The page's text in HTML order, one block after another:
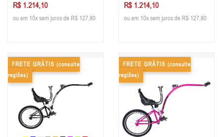
R$ 1.214,10
ou em 10x sem juros de R$ 127,80
R$ 1.214,10
ou em 10x sem juros de R$ 127,80
FRETE GRÁTIS (consulte
regiões)
FRETE GRÁTIS (consulte
regiões)